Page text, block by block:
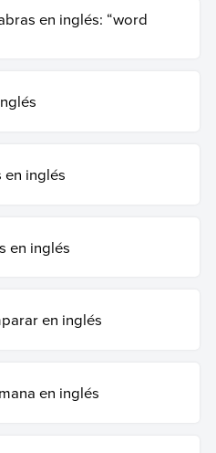
en inglés: “word
en inglés
en inglés
en inglés
en inglés